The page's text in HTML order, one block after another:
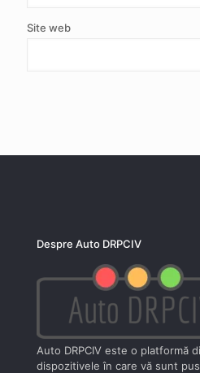
Site web
Despre Auto DRPCIV
Auto DRPCIV este o platformă
dispozitivele în care vă sunt